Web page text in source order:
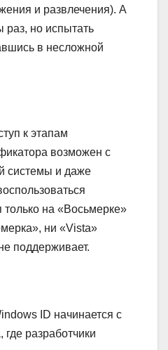
и развлечения). А
раз, но испытать
в несложной
к этапам
возможен с
системы и даже
только на «Восьмерке»
ни «Vista»
поддерживает.
ID начинается с
разработчики